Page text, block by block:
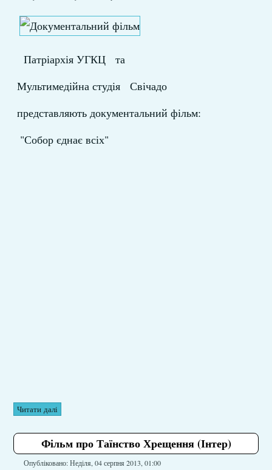
Патріархія УГКЦ та
Мультимедійна студія Свічадо
представляють документальний фільм:
"Собор єднає всіх"
Читати далі
Фільм про Таїнство Хрещення (Інтер)
Опубліковано: Неділя, 04 серпня 2013, 01:00